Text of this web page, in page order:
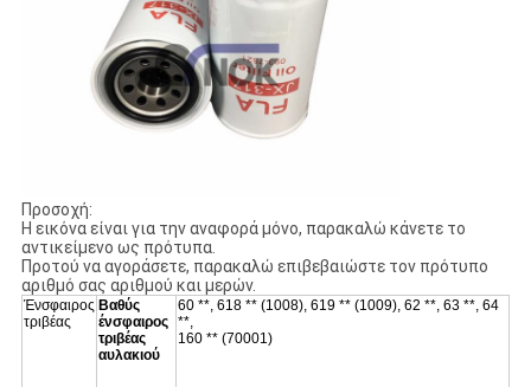
Προσοχή:
Η εικόνα είναι για την αναφορά μόνο, παρακαλώ κάνετε το
αντικείμενο ως πρότυπα.
Προτού να αγοράσετε, παρακαλώ επιβεβαιώστε τον πρότυπο
αριθμό σας αριθμού και μερών.
Ένσφαιρος
τριβέας
Βαθύς
ένσφαιρος
τριβέας
αυλακιού
60 **, 618 ** (1008), 619 ** (1009), 62 **, 63 **, 64
**,
160 ** (70001)